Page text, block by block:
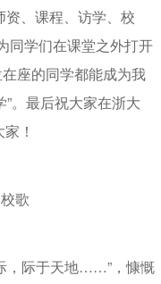
、课程、访学、校
同学们在课堂之外打开
座的同学都能成为我
。最后祝大家在浙大
！
歌
际于天地……”，慷慨